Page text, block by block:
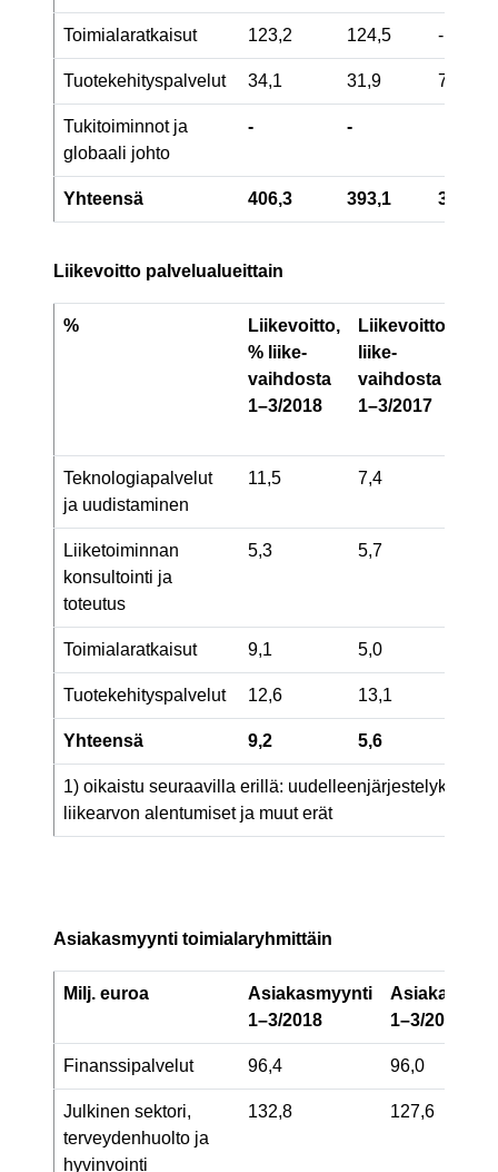
Toimialaratkaisut 123,2 124,5 -1
Tuotekehityspalvelut 34,1 31,9 7
Tukitoiminnot ja
globaali johto
- -
Yhteensä 406,3 393,1 3
Liikevoitto palvelualueittain
%
Liikevoitto,
% liike-
vaihdosta
1–3/2018
Liikevoitto,
liike-
vaihdosta
1–3/2017
Teknologiapalvelut
ja uudistaminen
11,5 7,4
Liiketoiminnan
konsultointi ja
toteutus
5,3 5,7
Toimialaratkaisut 9,1 5,0
Tuotekehityspalvelut 12,6 13,1
Yhteensä 9,2 5,6
1) oikaistu seuraavilla erillä: uudelleenjärjestelykulut,
liikearvon alentumiset ja muut erät
Asiakasmyynti toimialaryhmittäin
Milj. euroa
Asiakasmyynti
1–3/2018
1–3/2017
Finanssipalvelut 96,4 96,0
Julkinen sektori,
terveydenhuolto ja
hyvinvointi
132,8 127,6